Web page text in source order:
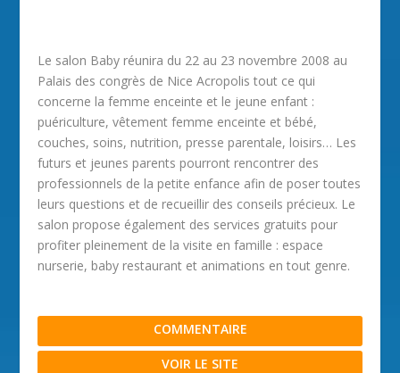
Le salon Baby réunira du 22 au 23 novembre 2008 au
Palais des congrès de Nice Acropolis tout ce qui
concerne la femme enceinte et le jeune enfant :
puériculture, vêtement femme enceinte et bébé,
couches, soins, nutrition, presse parentale, loisirs… Les
futurs et jeunes parents pourront rencontrer des
professionnels de la petite enfance afin de poser toutes
leurs questions et de recueillir des conseils précieux. Le
salon propose également des services gratuits pour
profiter pleinement de la visite en famille : espace
nurserie, baby restaurant et animations en tout genre.
COMMENTAIRE
VOIR LE SITE